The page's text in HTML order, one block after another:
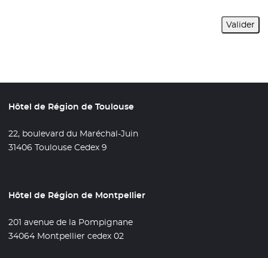
Valider
Hôtel de Région de Toulouse
22, boulevard du Maréchal-Juin
31406 Toulouse Cedex 9
Hôtel de Région de Montpellier
201 avenue de la Pompignane
34064 Montpellier cedex 02